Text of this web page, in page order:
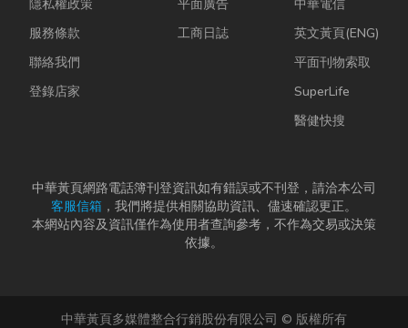
隱私權政策
服務條款
聯絡我們
登錄店家
平面廣告
工商日誌
中華電信
英文黃頁(ENG)
平面刊物索取
SuperLife
醫健快搜
中華黃頁網路電話簿刊登資訊如有錯誤或不刊登，請洽本公司
客服信箱 ，我們將提供相關協助資訊、儘速確認更正。
本網站內容及資訊僅作為使用者查詢參考，不作為交易或決策
依據。
中華黃頁多媒體整合行銷股份有限公司 © 版權所有